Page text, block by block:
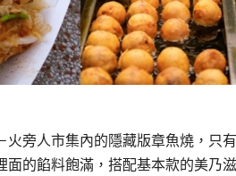
旁人市集內的隱藏版章魚燒，只
的餡料飽滿，搭配基本款的美乃